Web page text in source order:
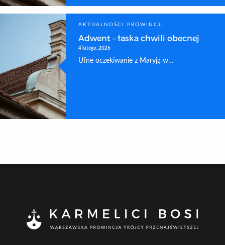
AKTUALNOŚCI PROWINCJI
Adwent – łaska chwili obecnej
4 lutego, 2026
Ufne oczekiwanie z Maryją w…